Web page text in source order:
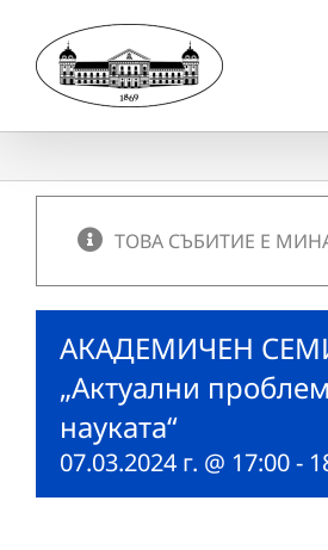
content
ТОВА СЪБИТИЕ Е
АКАДЕМИЧЕН
„Актуални
науката“
07.03.2024 г. @ 17:00-